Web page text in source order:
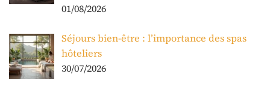
01/08/2026
Séjours bien-être : l’importance des spas
hôteliers
30/07/2026